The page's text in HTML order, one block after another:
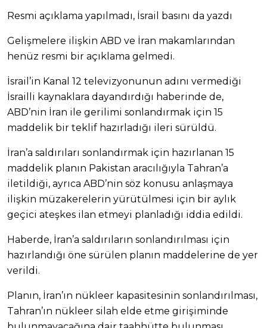
Resmi açıklama yapılmadı, İsrail basını da yazdı
Gelişmelere ilişkin ABD ve İran makamlarından
henüz resmi bir açıklama gelmedi.
İsrail’in Kanal 12 televizyonunun adını vermediği
İsrailli kaynaklara dayandırdığı haberinde de,
ABD’nin İran ile gerilimi sonlandırmak için 15
maddelik bir teklif hazırladığı ileri sürüldü.
İran’a saldırıları sonlandırmak için hazırlanan 15
maddelik planın Pakistan aracılığıyla Tahran’a
iletildiği, ayrıca ABD’nin söz konusu anlaşmaya
ilişkin müzakerelerin yürütülmesi için bir aylık
geçici ateşkes ilan etmeyi planladığı iddia edildi.
Haberde, İran’a saldırıların sonlandırılması için
hazırlandığı öne sürülen planın maddelerine de yer
verildi.
Planın, İran’ın nükleer kapasitesinin sonlandırılması,
Tahran’ın nükleer silah elde etme girişiminde